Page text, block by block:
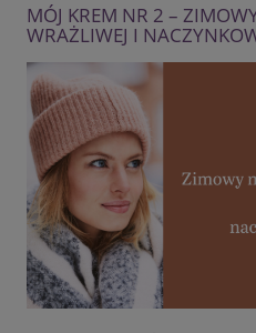
MÓJ KREM NR 2 –
WRAŻLIWEJ I